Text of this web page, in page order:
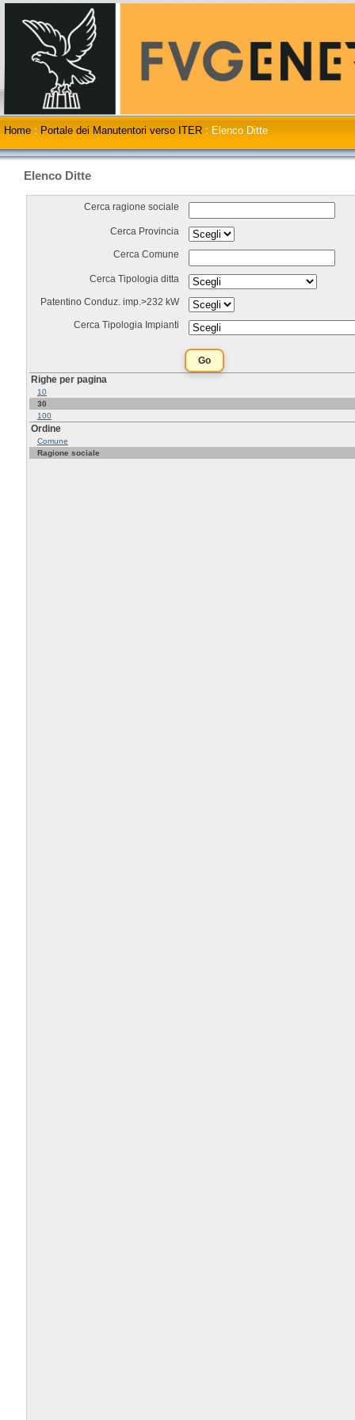
Home : Portale dei Manutentori verso ITER : Elenco Ditte
Elenco Ditte
Cerca ragione sociale
Cerca Provincia
Cerca Comune
Cerca Tipologia ditta
Patentino Conduz. imp.>232 kW
Cerca Tipologia Impianti
Righe per pagina
10
30
100
Ordine
Comune
Ragione sociale